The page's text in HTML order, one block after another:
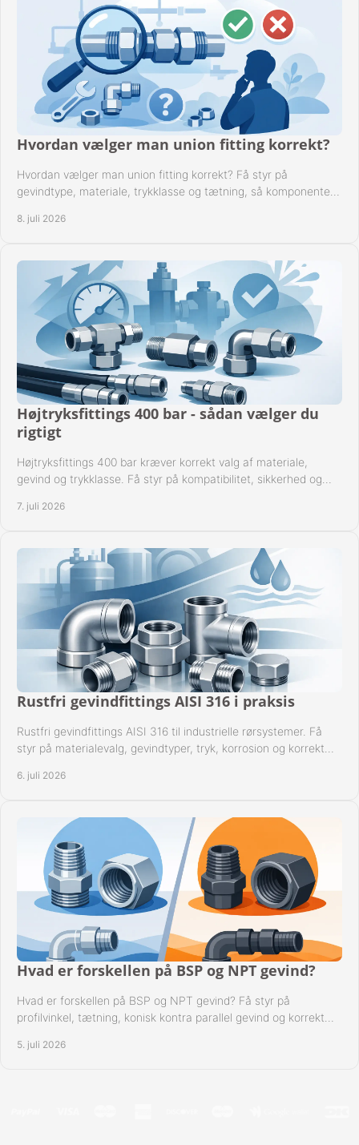
Hvordan vælger man union fitting korrekt?
Hvordan vælger man union fitting korrekt? Få styr på
gevindtype, materiale, trykklasse og tætning, så komponenten
8. juli 2026
Højtryksfittings 400 bar - sådan vælger du
rigtigt
Højtryksfittings 400 bar kræver korrekt valg af materiale,
gevind og trykklasse. Få styr på kompatibilitet, sikkerhed og
7. juli 2026
Rustfri gevindfittings AISI 316 i praksis
Rustfri gevindfittings AISI 316 til industrielle rørsystemer. Få
styr på materialevalg, gevindtyper, tryk, korrosion og korrekt
6. juli 2026
Hvad er forskellen på BSP og NPT gevind?
Hvad er forskellen på BSP og NPT gevind? Få styr på
profilvinkel, tætning, konisk kontra parallel gevind og korrekt
5. juli 2026